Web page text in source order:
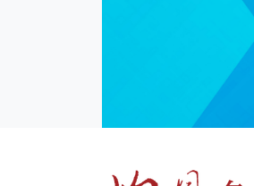
文化